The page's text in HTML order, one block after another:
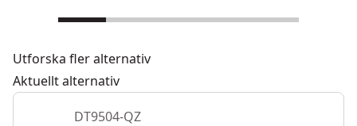
Utforska fler alternativ
Aktuellt alternativ
DT9504-QZ